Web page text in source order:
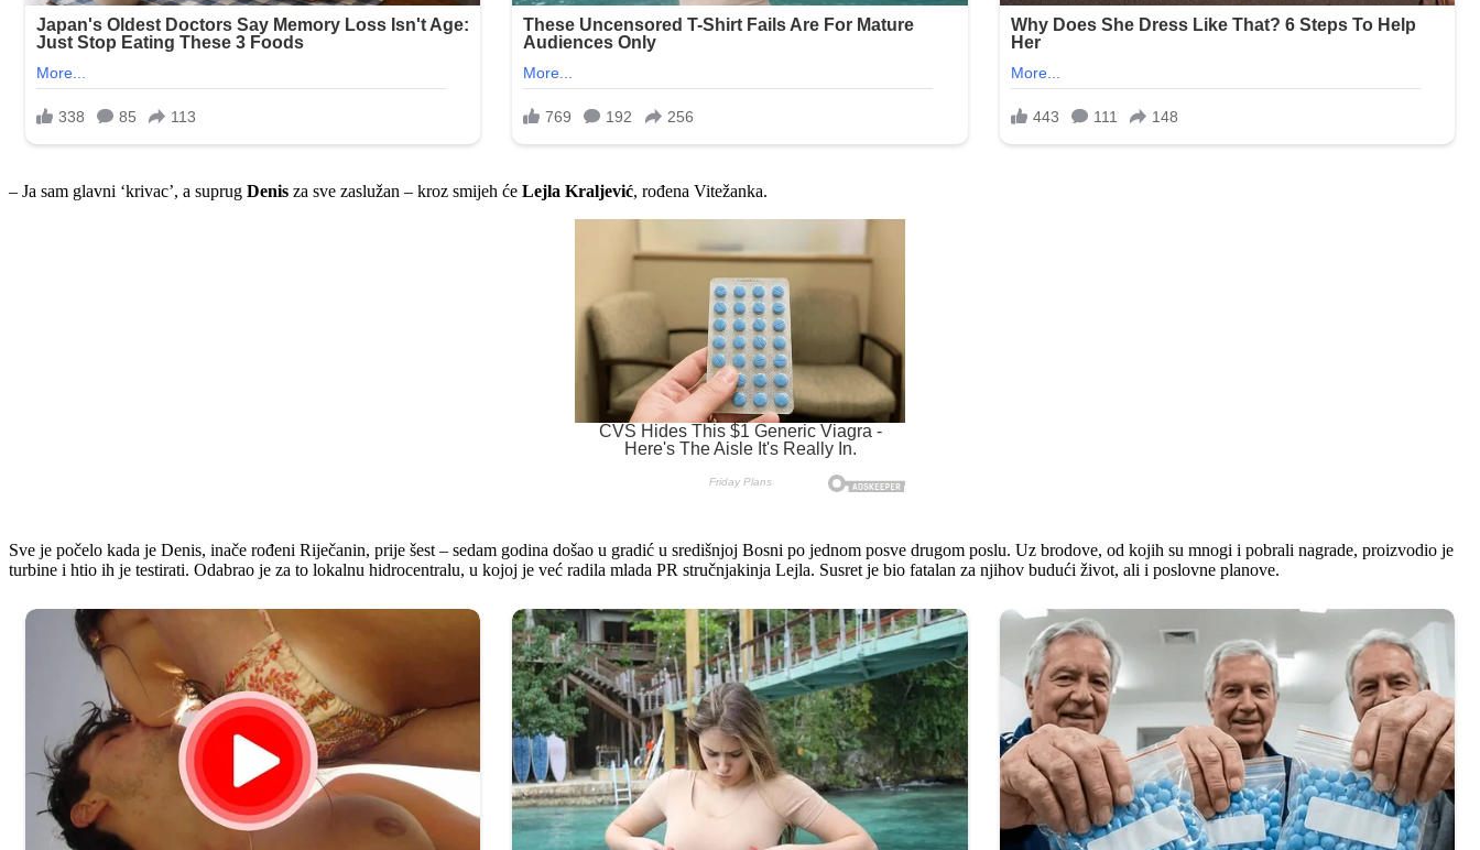
– Ja sam glavni ‘krivac’, a suprug Denis za sve zaslužan – kroz smijeh će Lejla Kraljević, rođena Vitežanka.
Sve je počelo kada je Denis, inače rođeni Riječanin, prije šest – sedam godina došao u gradić u središnjoj Bosni po jednom posve drugom poslu. Uz brodove, od kojih su mnogi i pobrali nagrade, proizvodio je
turbine i htio ih je testirati. Odabrao je za to lokalnu hidrocentralu, u kojoj je već radila mlada PR stručnjakinja Lejla. Susret je bio fatalan za njihov budući život, ali i poslovne planove.